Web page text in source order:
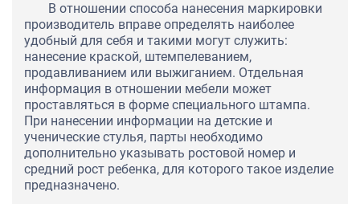
В отношении способа нанесения маркировки
производитель вправе определять наиболее
удобный для себя и такими могут служить:
нанесение краской, штемпелеванием,
продавливанием или выжиганием. Отдельная
информация в отношении мебели может
проставляться в форме специального штампа.
При нанесении информации на детские и
ученические стулья, парты необходимо
дополнительно указывать ростовой номер и
средний рост ребенка, для которого такое изделие
предназначено.